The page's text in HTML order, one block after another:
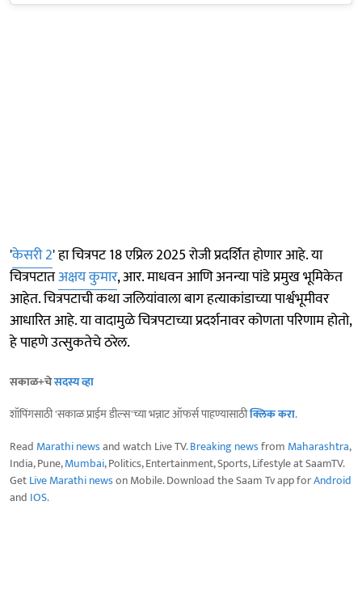
'केसरी 2' हा चित्रपट 18 एप्रिल 2025 रोजी प्रदर्शित होणार आहे. या
चित्रपटातअक्षय कुमार, आर. माधवन आणि अनन्या पांडे प्रमुख भूमिकेत
आहेत. चित्रपटाची कथा जलियांवाला बाग हत्याकांडाच्या पार्श्वभूमीवर
आधारित आहे. या वादामुळे चित्रपटाच्या प्रदर्शनावर कोणता परिणाम होतो,
हे पाहणे उत्सुकतेचे ठरेल.​
सकाळ+चेसदस्य व्हा
शॉपिंगसाठी 'सकाळ प्राईम डील्स'च्या भन्नाट ऑफर्स पाहण्यासाठीक्लिक करा.
Read Marathi newsand watch Live TV.Breaking newsfrom Maharashtra,
India, Pune,Mumbai, Politics, Entertainment, Sports, Lifestyle at SaamTV.
GetLive Marathi newson Mobile. Download the Saam Tv app forAndroid
and IOS.